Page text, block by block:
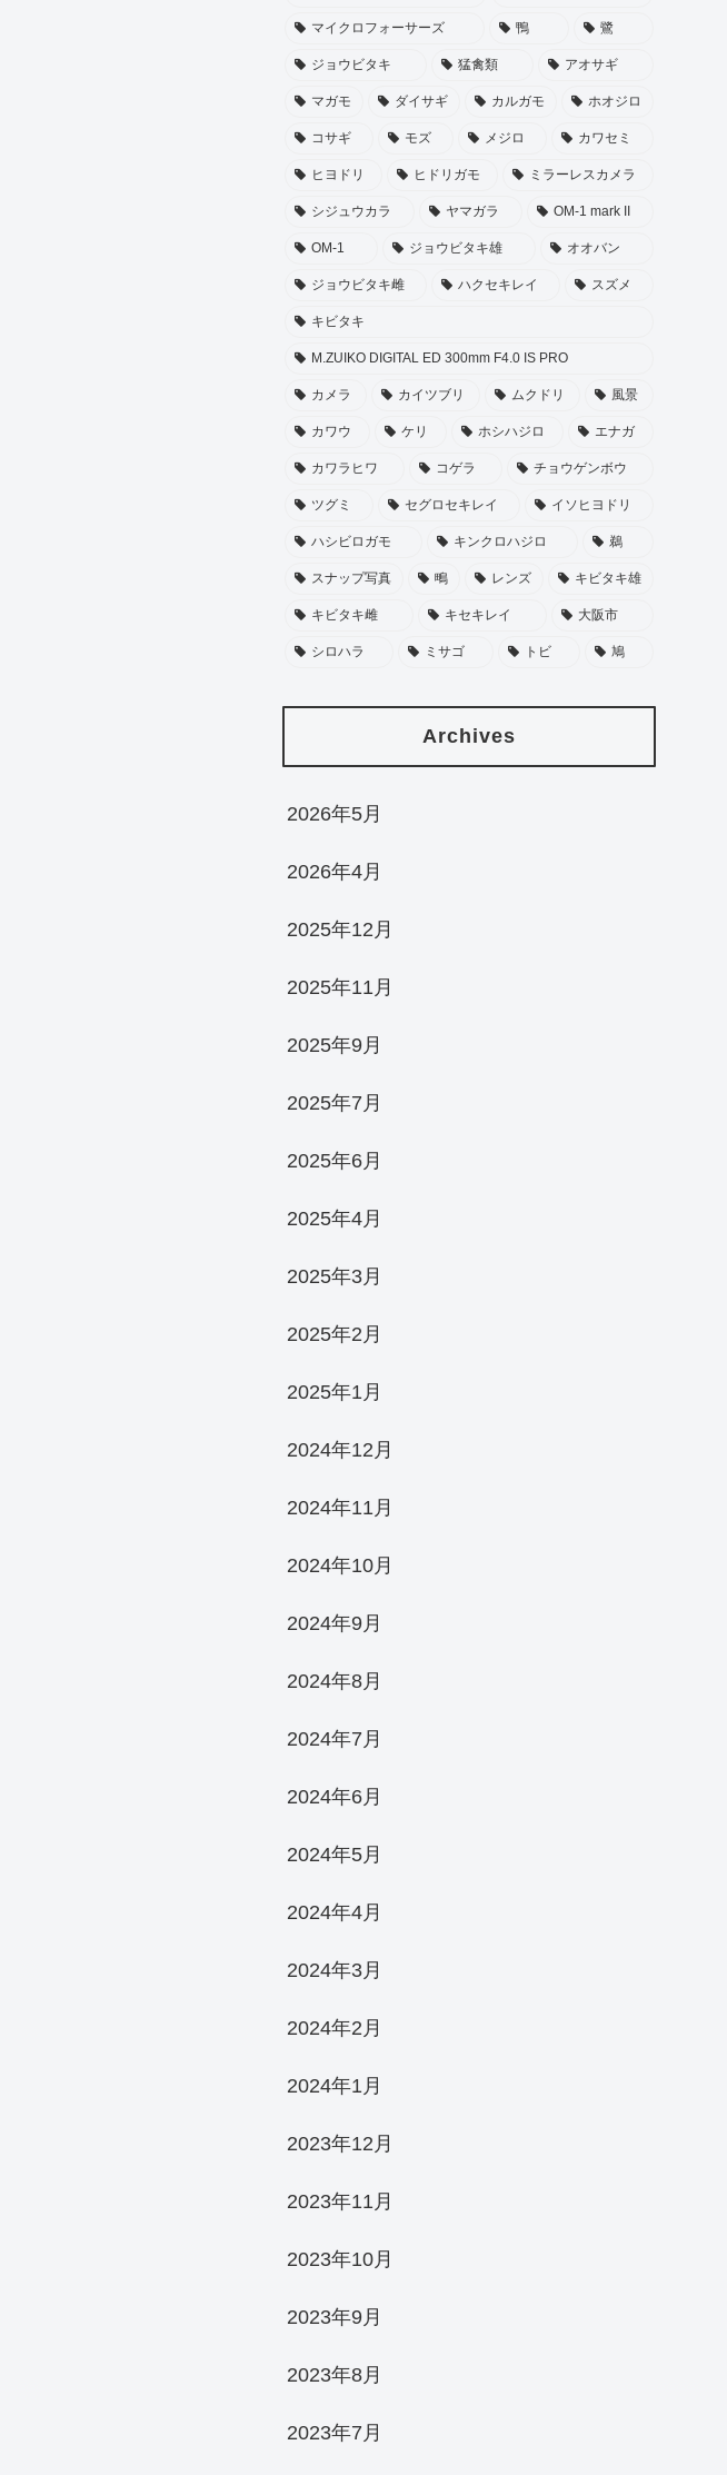
マイクロフォーサーズ 鴨 鷺
ジョウビタキ 猛禽類 アオサギ
マガモ ダイサギ カルガモ ホオジロ
コサギ モズ メジロ カワセミ
ヒヨドリ ヒドリガモ ミラーレスカメラ
シジュウカラ ヤマガラ OM-1 mark II
OM-1 ジョウビタキ雄 オオバン
ジョウビタキ雌 ハクセキレイ スズメ
キビタキ
M.ZUIKO DIGITAL ED 300mm F4.0 IS PRO
カメラ カイツブリ ムクドリ 風景
カワウ ケリ ホシハジロ エナガ
カワラヒワ コゲラ チョウゲンボウ
ツグミ セグロセキレイ イソヒヨドリ
ハシビロガモ キンクロハジロ 鵜
スナップ写真 鴫 レンズ キビタキ雄
キビタキ雌 キセキレイ 大阪市
シロハラ ミサゴ トビ 鳩
Archives
2026年5月
2026年4月
2025年12月
2025年11月
2025年9月
2025年7月
2025年6月
2025年4月
2025年3月
2025年2月
2025年1月
2024年12月
2024年11月
2024年10月
2024年9月
2024年8月
2024年7月
2024年6月
2024年5月
2024年4月
2024年3月
2024年2月
2024年1月
2023年12月
2023年11月
2023年10月
2023年9月
2023年8月
2023年7月